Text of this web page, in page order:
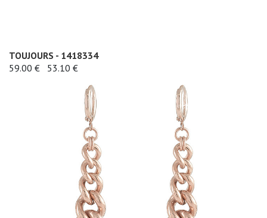
TOUJOURS - 1418334
59.00 €
53.10 €